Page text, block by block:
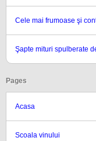
Cele mai frumoase şi
Şapte mituri spulberate
Pages
Acasa
Scoala vinului